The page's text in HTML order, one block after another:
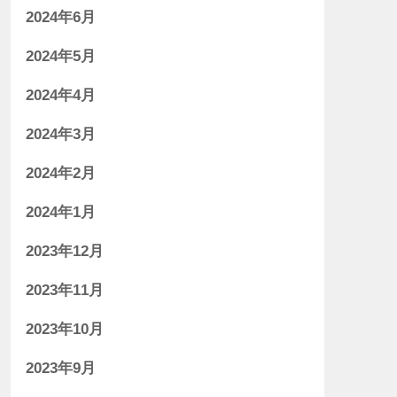
2024年6月
2024年5月
2024年4月
2024年3月
2024年2月
2024年1月
2023年12月
2023年11月
2023年10月
2023年9月